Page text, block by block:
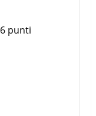
6 punti